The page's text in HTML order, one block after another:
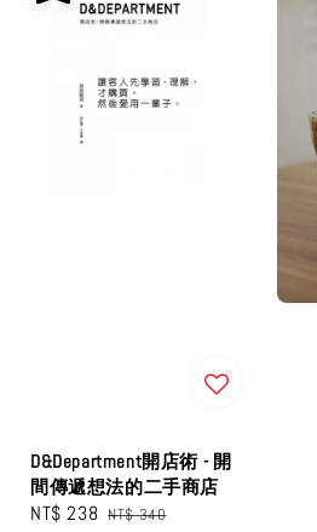
D&Department開店術 - 開
間傳遞想法的二手商店
Sale
NT$ 238 Regular
NT$ 340